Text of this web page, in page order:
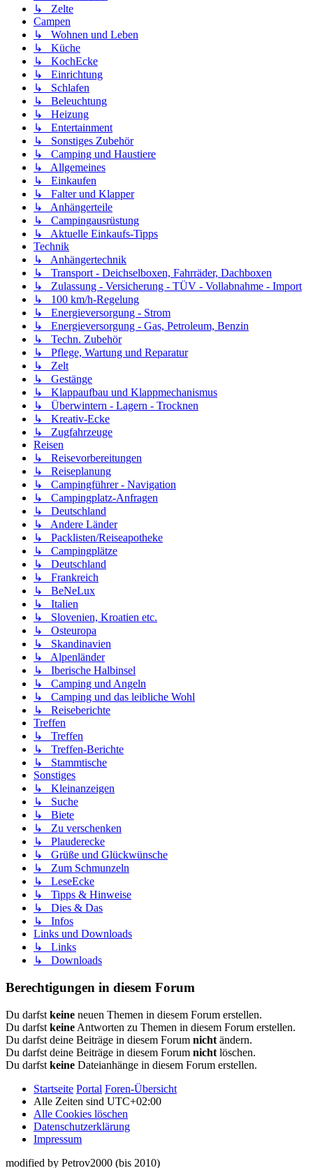
↳ Zelte
Campen
↳ Wohnen und Leben
↳ Küche
↳ KochEcke
↳ Einrichtung
↳ Schlafen
↳ Beleuchtung
↳ Heizung
↳ Entertainment
↳ Sonstiges Zubehör
↳ Camping und Haustiere
↳ Allgemeines
↳ Einkaufen
↳ Falter und Klapper
↳ Anhängerteile
↳ Campingausrüstung
↳ Aktuelle Einkaufs-Tipps
Technik
↳ Anhängertechnik
↳ Transport - Deichselboxen, Fahrräder, Dachboxen
↳ Zulassung - Versicherung - TÜV - Vollabnahme - Import
↳ 100 km/h-Regelung
↳ Energieversorgung - Strom
↳ Energieversorgung - Gas, Petroleum, Benzin
↳ Techn. Zubehör
↳ Pflege, Wartung und Reparatur
↳ Zelt
↳ Gestänge
↳ Klappaufbau und Klappmechanismus
↳ Überwintern - Lagern - Trocknen
↳ Kreativ-Ecke
↳ Zugfahrzeuge
Reisen
↳ Reisevorbereitungen
↳ Reiseplanung
↳ Campingführer - Navigation
↳ Campingplatz-Anfragen
↳ Deutschland
↳ Andere Länder
↳ Packlisten/Reiseapotheke
↳ Campingplätze
↳ Deutschland
↳ Frankreich
↳ BeNeLux
↳ Italien
↳ Slovenien, Kroatien etc.
↳ Osteuropa
↳ Skandinavien
↳ Alpenländer
↳ Iberische Halbinsel
↳ Camping und Angeln
↳ Camping und das leibliche Wohl
↳ Reiseberichte
Treffen
↳ Treffen
↳ Treffen-Berichte
↳ Stammtische
Sonstiges
↳ Kleinanzeigen
↳ Suche
↳ Biete
↳ Zu verschenken
↳ Plauderecke
↳ Grüße und Glückwünsche
↳ Zum Schmunzeln
↳ LeseEcke
↳ Tipps & Hinweise
↳ Dies & Das
↳ Infos
Links und Downloads
↳ Links
↳ Downloads
Berechtigungen in diesem Forum
Du darfst keine neuen Themen in diesem Forum erstellen.
Du darfst keine Antworten zu Themen in diesem Forum erstellen.
Du darfst deine Beiträge in diesem Forum nicht ändern.
Du darfst deine Beiträge in diesem Forum nicht löschen.
Du darfst keine Dateianhänge in diesem Forum erstellen.
Startseite Portal Foren-Übersicht
Alle Zeiten sind UTC+02:00
Alle Cookies löschen
Datenschutzerklärung
Impressum
modified by Petrov2000 (bis 2010)